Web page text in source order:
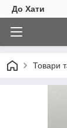
До Хати
Товари